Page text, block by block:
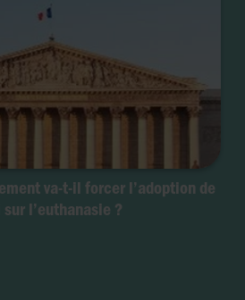
va-t-il forcer l’adoption de
l’euthanasie ?